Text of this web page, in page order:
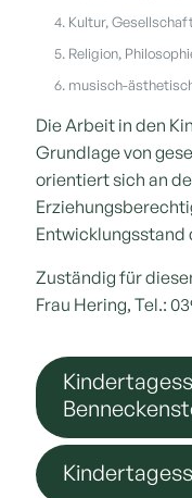
Kultur,
Religion,
musisch-
Die Arbeit in den
Grundlage von
orientiert sich an
Entwicklungsstand
Zuständig für
Frau Hering, Tel.: